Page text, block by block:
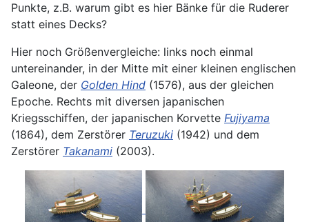
Punkte, z.B. warum gibt es hier Bänke für die Ruderer
statt eines Decks?
Hier noch Größenvergleiche: links noch einmal
untereinander, in der Mitte mit einer kleinen englischen
Galeone, der Golden Hind (1576), aus der gleichen
Epoche. Rechts mit diversen japanischen
Kriegsschiffen, der japanischen Korvette Fujiyama
(1864), dem Zerstörer Teruzuki (1942) und dem
Zerstörer Takanami (2003).